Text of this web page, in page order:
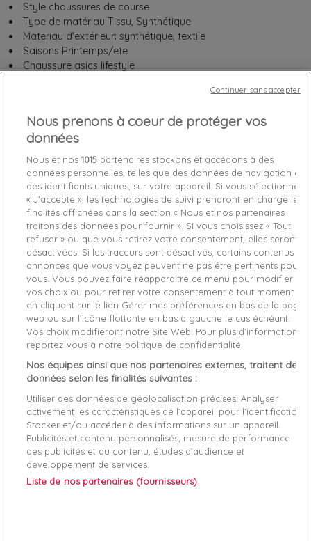
Style ‎chaussures de course
Type de matériau ‎Tissu, Synthétique
Materiau d'extérieur: synthétique, textile
Saisons ‎Printemps/ete
Chaussure asics ‎lifestyle
Chez vous entre le
Je craque ! favorite_border
Retours sous 100 jours
Produit certifié authentique
Caractéristiques produit
Description Détails du produit
Article: Gel Quantum 360
Reference: 1024A038-700
Manufacture: Asics
Product category: Chaussure running femme
Nous prenons à coeur de protéger vos
données
Nous et nos1015 partenaires stockons et accédons à des
données personnelles, telles que des données de navigation ou
des identifiants uniques, sur votre appareil. Si vous sélectionnez
« J’accepte », les technologies de suivi prendront en charge les
finalités affichées dans la section « Nous et nos partenaires
traitons des données pour fournir ». Si vous choisissez « Tout
refuser » ou que vous retirez votre consentement, elles seront
désactivées. Si les traceurs sont désactivés, certains contenus et
annonces que vous voyez peuvent ne pas être pertinents pour
vous. Vous pouvez faire réapparaître ce menu pour modifier
vos choix ou pour retirer votre consentement à tout moment
en cliquant sur le lien Gérer mes préférences en bas de la page
web ou sur l’icône flottante en bas à gauche le cas échéant.
Vos choix modifieront notre Site Web. Pour plus d’informations,
reportez-vous à notre politique de confidentialité.
Nos équipes ainsi que nos partenaires externes, traitent des
données selon les finalités suivantes :
Utiliser des données de géolocalisation précises. Analyser
activement les caractéristiques de l’appareil pour l’identification.
Stocker et/ou accéder à des informations sur un appareil.
Publicités et contenu personnalisés, mesure de performance
des publicités et du contenu, études d’audience et
développement de services.
Liste de nos partenaires (fournisseurs)
Continuer sans accepter